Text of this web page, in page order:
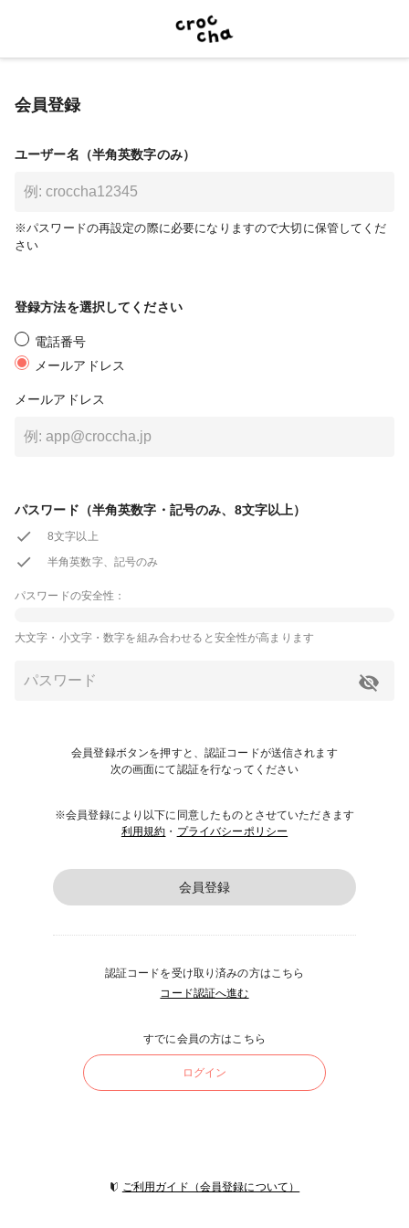
会員登録
ユーザー名（半角英数字のみ）
※パスワードの再設定の際に必要になりますので大切に保管してくだ
さい
登録方法を選択してください
電話番号
メールアドレス
メールアドレス
パスワード（半角英数字・記号のみ、8文字以上）
8文字以上
半角英数字、記号のみ
パスワードの安全性：
大文字・小文字・数字を組み合わせると安全性が高まります
会員登録ボタンを押すと、認証コードが送信されます
次の画面にて認証を行なってください
※会員登録により以下に同意したものとさせていただきます
利用規約 ・ プライバシーポリシー
会員登録
認証コードを受け取り済みの方はこちら
コード認証へ進む
すでに会員の方はこちら
ログイン
ご利用ガイド（会員登録について）